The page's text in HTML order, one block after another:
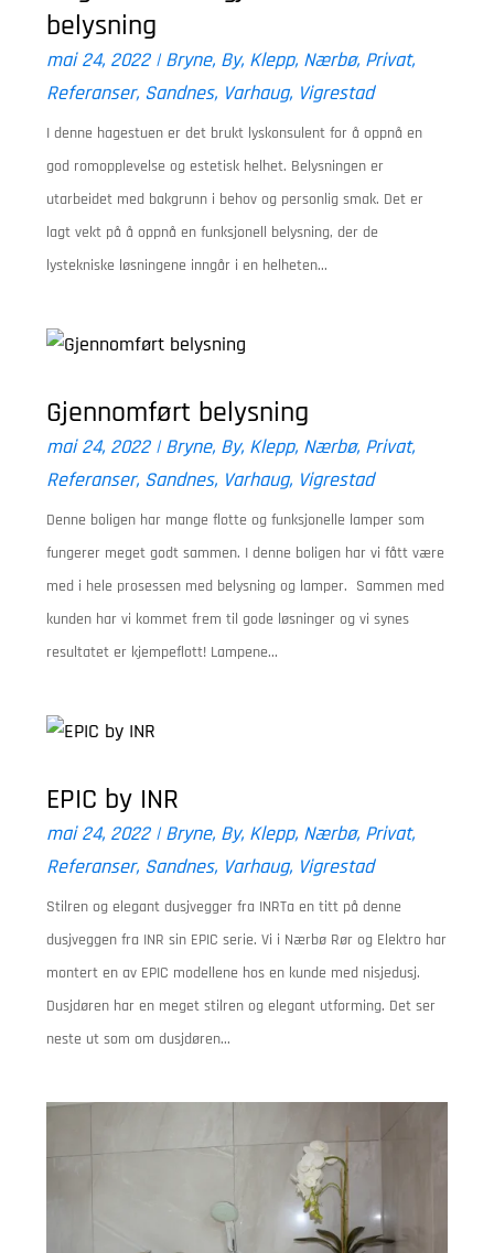
belysning
mai 24, 2022|Bryne, By, Klepp, Nærbø, Privat,
Referanser, Sandnes, Varhaug, Vigrestad
I denne hagestuen er det brukt lyskonsulent for å oppnå en
god romopplevelse og estetisk helhet. Belysningen er
utarbeidet med bakgrunn i behov og personlig smak. Det er
lagt vekt på å oppnå en funksjonell belysning, der de
lystekniske løsningene inngår i en helheten...
Gjennomført belysning
mai 24, 2022|Bryne, By, Klepp, Nærbø, Privat,
Referanser, Sandnes, Varhaug, Vigrestad
Denne boligen har mange flotte og funksjonelle lamper som
fungerer meget godt sammen. I denne boligen har vi fått være
med i hele prosessen med belysning og lamper. Sammen med
kunden har vi kommet frem til gode løsninger og vi synes
resultatet er kjempeflott! Lampene...
EPIC by INR
mai 24, 2022|Bryne, By, Klepp, Nærbø, Privat,
Referanser, Sandnes, Varhaug, Vigrestad
Stilren og elegant dusjvegger fra INRTa en titt på denne
dusjveggen fra INR sin EPIC serie. Vi i Nærbø Rør og Elektro har
montert en av EPIC modellene hos en kunde med nisjedusj.
Dusjdøren har en meget stilren og elegant utforming. Det ser
neste ut som om dusjdøren...